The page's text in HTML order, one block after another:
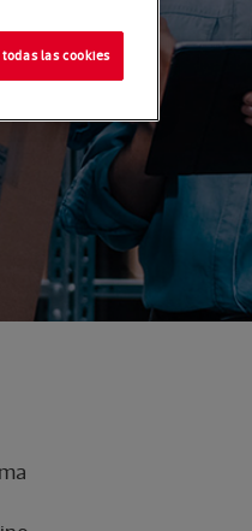
las cookies